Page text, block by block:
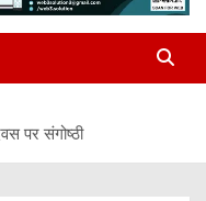
पर संगोष्ठी